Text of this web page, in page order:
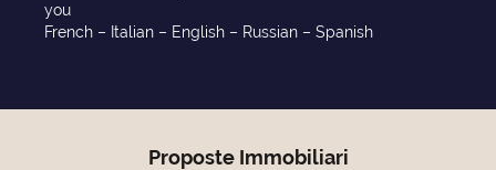
you
French – Italian – English – Russian – Spanish
Proposte Immobiliari